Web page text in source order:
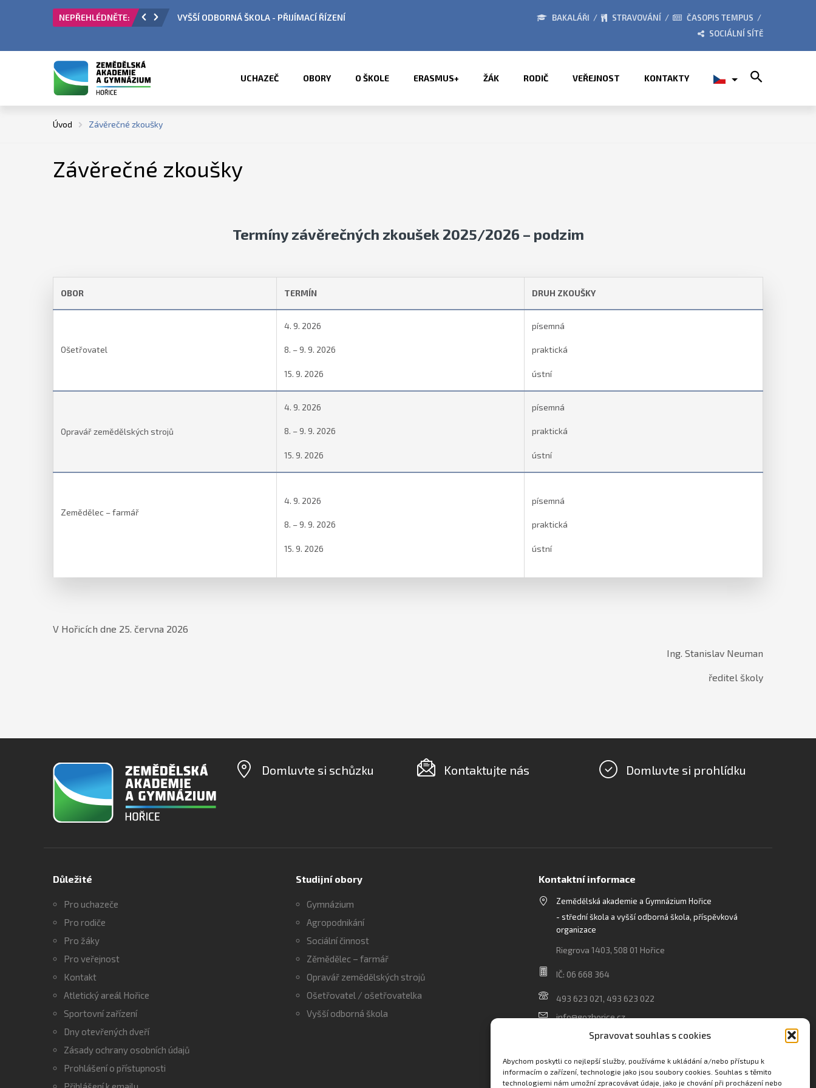
Spravovat souhlas s cookies
Abychom poskytli co nejlepší služby, používáme k ukládání a/nebo přístupu k
informacím o zařízení, technologie jako jsou soubory cookies. Souhlas s těmito
technologiemi nám umožní zpracovávat údaje, jako je chování při procházení nebo
VYŠŠÍ ODBORNÁ ŠKOLA - PŘIJÍMACÍ ŘÍZENÍ ÚŘEDNÍ HODINY V OBDOBÍ LETNÍCH PRÁZDNIN PŘÍMĚSTSKÉ TÁBORY
BAKALÁŘI STRAVOVÁNÍ
ČASOPIS TEMPUS
SOCIÁLNÍ SÍTĚ
UCHAZEČ OBORY O ŠKOLE ERASMUS+ ŽÁK RODIČ VEŘEJNOST KONTAKTY
Úvod Závěrečné zkoušky
Závěrečné zkoušky
Termíny závěrečných zkoušek 2025/2026 – podzim
OBOR TERMÍN DRUH ZKOUŠKY
Ošetřovatel
4. 9. 2026
8. – 9. 9. 2026
15. 9. 2026
písemná
praktická
ústní
Opravář zemědělských strojů
4. 9. 2026
8. – 9. 9. 2026
15. 9. 2026
písemná
praktická
ústní
Zemědělec – farmář
4. 9. 2026
8. – 9. 9. 2026
15. 9. 2026
písemná
praktická
ústní
V Hořicích dne 25. června 2026
Ing. Stanislav Neuman
ředitel školy
Domluvte si schůzku Kontaktujte nás Domluvte si prohlídku
Důležité
Pro uchazeče
Pro rodiče
Pro žáky
Pro veřejnost
Kontakt
Atletický areál Hořice
Sportovní zařízení
Dny otevřených dveří
Zásady ochrany osobních údajů
Prohlášení o přístupnosti
Studijní obory
Gymnázium
Agropodnikání
Sociální činnost
Zěmědělec – farmář
Opravář zemědělských strojů
Ošetřovatel / ošetřovatelka
Vyšší odborná škola
Kontaktní informace
Zemědělská akademie a Gymnázium Hořice
- střední škola a vyšší odborná škola, příspěvková
organizace
Riegrova 1403, 508 01 Hořice
IČ: 06 668 364
493 623 021, 493 623 022
info@gozhorice.cz
www.zaghorice.cz
Innovation One s.r.o. IČO: 04734807 Březenecká 4808